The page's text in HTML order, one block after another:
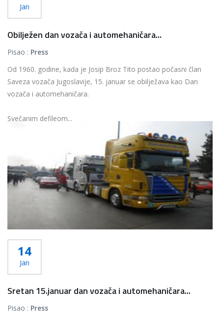
Jan
Obilježen dan vozača i automehaničara...
Pisao : Press
Od 1960. godine, kada je Josip Broz Tito postao počasni član
Saveza vozača Jugoslavije, 15. januar se obilježava kao Dan
vozača i automehaničara.
Svečanim defileom...
14
Jan
Sretan 15.januar dan vozača i automehaničara...
Pisao : Press